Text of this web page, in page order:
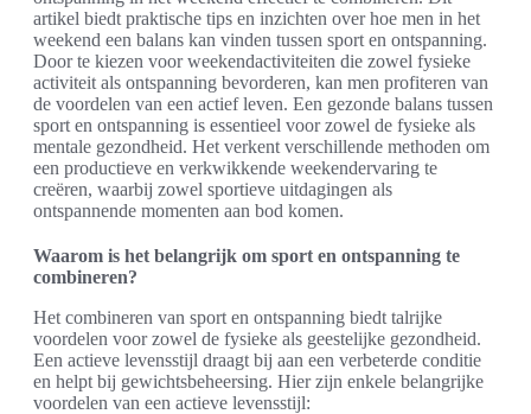
artikel biedt praktische tips en inzichten over hoe men in het
weekend een balans kan vinden tussen sport en ontspanning.
Door te kiezen voor weekendactiviteiten die zowel fysieke
activiteit als ontspanning bevorderen, kan men profiteren van
de voordelen van een actief leven. Een gezonde balans tussen
sport en ontspanning is essentieel voor zowel de fysieke als
mentale gezondheid. Het verkent verschillende methoden om
een productieve en verkwikkende weekendervaring te
creëren, waarbij zowel sportieve uitdagingen als
ontspannende momenten aan bod komen.
Waarom is het belangrijk om sport en ontspanning te
combineren?
Het combineren van sport en ontspanning biedt talrijke
voordelen voor zowel de fysieke als geestelijke gezondheid.
Een actieve levensstijl draagt bij aan een verbeterde conditie
en helpt bij gewichtsbeheersing. Hier zijn enkele belangrijke
voordelen van een actieve levensstijl: